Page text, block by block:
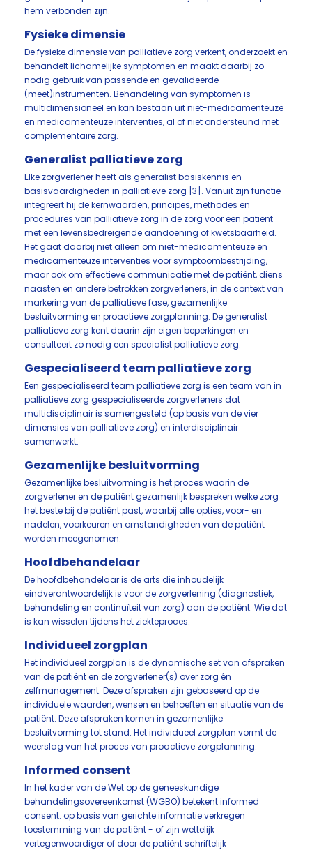
hem verbonden zijn.
Fysieke dimensie
De fysieke dimensie van palliatieve zorg verkent, onderzoekt en
behandelt lichamelijke symptomen en maakt daarbij zo
nodig gebruik van passende en gevalideerde
(meet)instrumenten. Behandeling van symptomen is
multidimensioneel en kan bestaan uit niet-medicamenteuze
en medicamenteuze interventies, al of niet ondersteund met
complementaire zorg.
Generalist palliatieve zorg
Elke zorgverlener heeft als generalist basiskennis en
basisvaardigheden in palliatieve zorg [3]. Vanuit zijn functie
integreert hij de kernwaarden, principes, methodes en
procedures van palliatieve zorg in de zorg voor een patiënt
met een levensbedreigende aandoening of kwetsbaarheid.
Het gaat daarbij niet alleen om niet-medicamenteuze en
medicamenteuze interventies voor symptoombestrijding,
maar ook om effectieve communicatie met de patiënt, diens
naasten en andere betrokken zorgverleners, in de context van
markering van de palliatieve fase, gezamenlijke
besluitvorming en proactieve zorgplanning. De generalist
palliatieve zorg kent daarin zijn eigen beperkingen en
consulteert zo nodig een specialist palliatieve zorg.
Gespecialiseerd team palliatieve zorg
Een gespecialiseerd team palliatieve zorg is een team van in
palliatieve zorg gespecialiseerde zorgverleners dat
multidisciplinair is samengesteld (op basis van de vier
dimensies van palliatieve zorg) en interdisciplinair
samenwerkt.
Gezamenlijke besluitvorming
Gezamenlijke besluitvorming is het proces waarin de
zorgverlener en de patiënt gezamenlijk bespreken welke zorg
het beste bij de patiënt past, waarbij alle opties, voor- en
nadelen, voorkeuren en omstandigheden van de patiënt
worden meegenomen.
Hoofdbehandelaar
De hoofdbehandelaar is de arts die inhoudelijk
eindverantwoordelijk is voor de zorgverlening (diagnostiek,
behandeling en continuïteit van zorg) aan de patiënt. Wie dat
is kan wisselen tijdens het ziekteproces.
Individueel zorgplan
Het individueel zorgplan is de dynamische set van afspraken
van de patiënt en de zorgverlener(s) over zorg én
zelfmanagement. Deze afspraken zijn gebaseerd op de
individuele waarden, wensen en behoeften en situatie van de
patiënt. Deze afspraken komen in gezamenlijke
besluitvorming tot stand. Het individueel zorgplan vormt de
weerslag van het proces van proactieve zorgplanning.
Informed consent
In het kader van de Wet op de geneeskundige
behandelingsovereenkomst (WGBO) betekent informed
consent: op basis van gerichte informatie verkregen
toestemming van de patiënt - of zijn wettelijk
vertegenwoordiger of door de patiënt schriftelijk